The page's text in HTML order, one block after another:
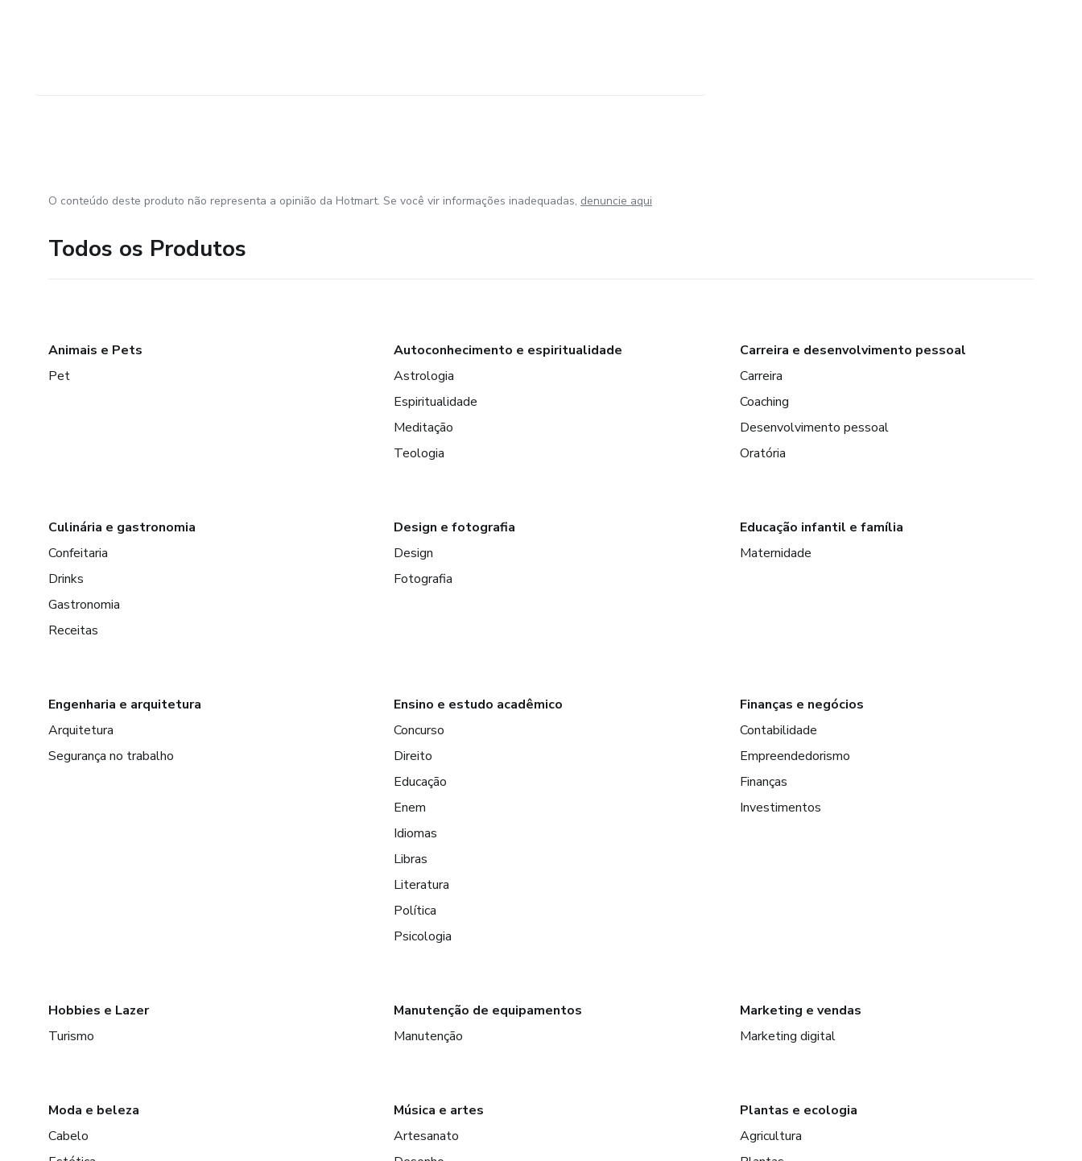
O conteúdo deste produto não representa a opinião da Hotmart. Se você vir informações inadequadas, denuncie aqui
Todos os Produtos
Animais e Pets
Pet
Autoconhecimento e espiritualidade
Astrologia
Espiritualidade
Meditação
Teologia
Carreira e desenvolvimento pessoal
Carreira
Coaching
Desenvolvimento pessoal
Oratória
Culinária e gastronomia
Confeitaria
Drinks
Gastronomia
Receitas
Design e fotografia
Design
Fotografia
Educação infantil e família
Maternidade
Engenharia e arquitetura
Arquitetura
Segurança no trabalho
Ensino e estudo acadêmico
Concurso
Direito
Educação
Enem
Idiomas
Libras
Literatura
Política
Psicologia
Finanças e negócios
Contabilidade
Empreendedorismo
Finanças
Investimentos
Hobbies e Lazer
Turismo
Manutenção de equipamentos
Manutenção
Marketing e vendas
Marketing digital
Moda e beleza
Cabelo
Música e artes
Artesanato
Plantas e ecologia
Agricultura